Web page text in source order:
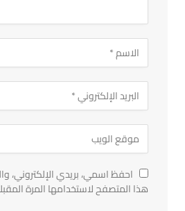
احفظ اسمي، بريدي الإلكتروني،
هذا المتصفح لاستخدامها المرة